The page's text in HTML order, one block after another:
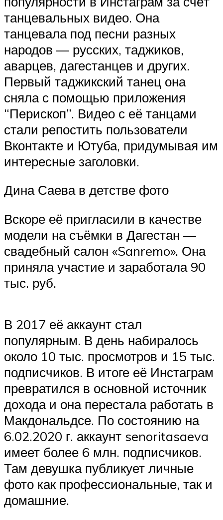
танцевальных видео. Она
танцевала под песни разных
народов — русских, таджиков,
аварцев, дагестанцев и других.
Первый таджикский танец она
сняла с помощью приложения
“Перископ”. Видео с её танцами
стали репостить пользователи
Вконтакте и Ютуба, придумывая им
интересные заголовки.
Дина Саева в детстве фото
Вскоре её пригласили в качестве
модели на съёмки в Дагестан —
свадебный салон «Sanremo». Она
приняла участие и заработала 90
тыс. руб.
В 2017 её аккаунт стал
популярным. В день набиралось
около 10 тыс. просмотров и 15 тыс.
подписчиков. В итоге её Инстаграм
превратился в основной источник
дохода и она перестала работать в
Макдональдсе. По состоянию на
6.02.2020 г. аккаунт senoritasaeva
имеет более 6 млн. подписчиков.
Там девушка публикует личные
фото как профессиональные, так и
домашние.